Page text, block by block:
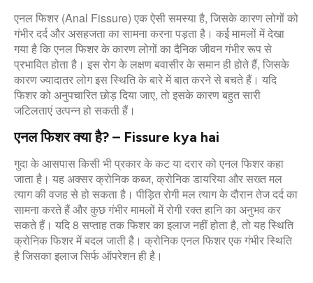
एनल फिशर (Anal Fissure) एक ऐसी समस्या है, जिसके कारण लोगों को
गंभीर दर्द और असहजता का सामना करना पड़ता है। कई मामलों में देखा
गया है कि एनल फिशर के कारण लोगों का दैनिक जीवन गंभीर रूप से
प्रभावित होता है। इस रोग के लक्षण बवासीर के समान ही होते हैं, जिसके
कारण ज्यादातर लोग इस स्थिति के बारे में बात करने से बचते हैं। यदि
फिशर को अनुपचारित छोड़ दिया जाए, तो इसके कारण बहुत सारी
जटिलताएं उत्पन्न हो सकती हैं।
एनल फिशर क्या है? – Fissure kya hai
गुदा के आसपास किसी भी प्रकार के कट या दरार को एनल फिशर कहा
जाता है। यह अक्सर क्रोनिक कब्ज, क्रोनिक डायरिया और सख्त मल
त्याग की वजह से हो सकता है। पीड़ित रोगी मल त्याग के दौरान तेज दर्द का
सामना करते हैं और कुछ गंभीर मामलों में रोगी रक्त हानि का अनुभव कर
सकते हैं। यदि 8 सप्ताह तक फिशर का इलाज नहीं होता है, तो यह स्थिति
क्रोनिक फिशर में बदल जाती है। क्रोनिक एनल फिशर एक गंभीर स्थिति
है जिसका इलाज सिर्फ ऑपरेशन ही है।